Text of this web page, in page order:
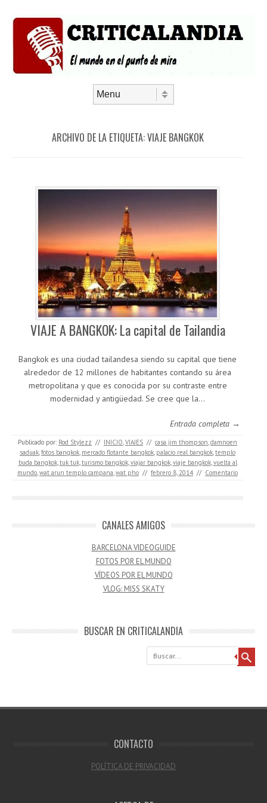
ARCHIVO DE LA ETIQUETA:VIAJE BANGKOK
VIAJE A BANGKOK: La capital de Tailandia
Bangkok es una ciudad tailandesa siendo su capital que tiene
alrededor de 12 millones de habitantes contando su área
metropolitana y que es conocida por su contraste entre
modernidad y antigüedad. Se cree que la…
Entrada completa →
Publicado por: Rod Stylezz // INICIO,VIAJES // casa jim thompson,damnoen
saduak,fotos bangkok, mercado flotante bangkok, palacio real bangkok,templo
buda bangkok,tuk tuk,turismo bangkok,viajar bangkok,viaje bangkok,vuelta al
mundo,wat arun templo campana,wat pho // febrero 8, 2014 // Comentario
CANALES AMIGOS
BARCELONA VIDEOGUIDE
FOTOS POR EL MUNDO
VÍDEOS POR EL MUNDO
VLOG: MISS SKATY
BUSCAR EN CRITICALANDIA
Buscar
CONTACTO
POLÍTICA DE PRIVACIDAD